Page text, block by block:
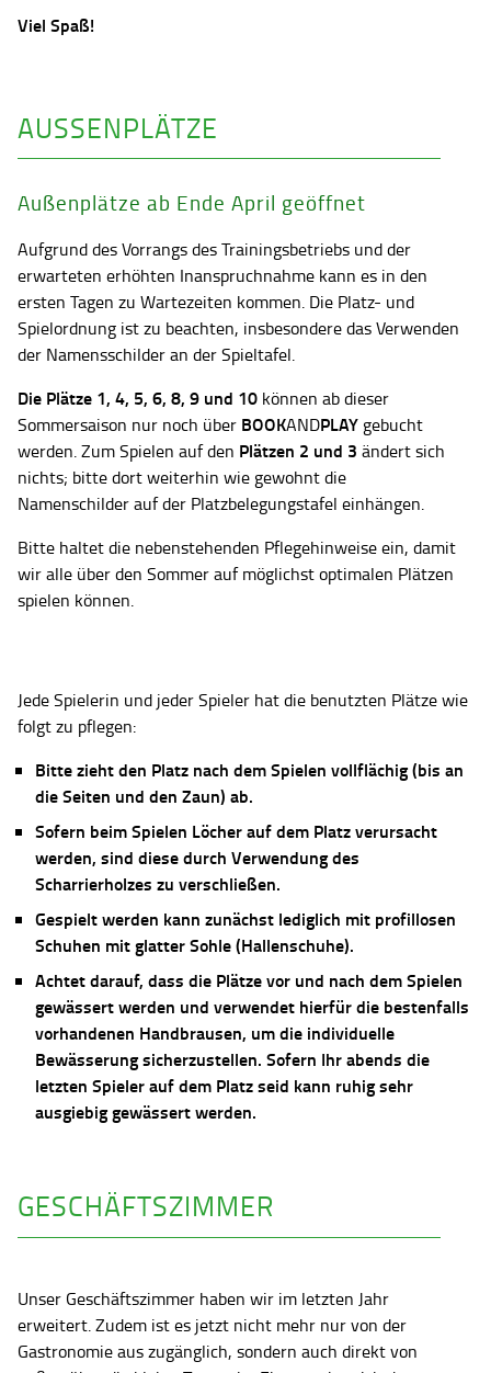
Viel Spaß!
AUSSENPLÄTZE
Außenplätze ab Ende April geöffnet
Aufgrund des Vorrangs des Trainingsbetriebs und der
erwarteten erhöhten Inanspruchnahme kann es in den
ersten Tagen zu Wartezeiten kommen. Die Platz- und
Spielordnung ist zu beachten, insbesondere das Verwenden
der Namensschilder an der Spieltafel.
Die Plätze 1, 4, 5, 6, 8, 9 und 10 können ab dieser
Sommersaison nur noch über BOOKANDPLAY gebucht
werden. Zum Spielen auf den Plätzen 2 und 3 ändert sich
nichts; bitte dort weiterhin wie gewohnt die
Namenschilder auf der Platzbelegungstafel einhängen.
Bitte haltet die nebenstehenden Pflegehinweise ein, damit
wir alle über den Sommer auf möglichst optimalen Plätzen
spielen können.
Jede Spielerin und jeder Spieler hat die benutzten Plätze wie
folgt zu pflegen:
Bitte zieht den Platz nach dem Spielen vollflächig (bis an
die Seiten und den Zaun) ab.
Sofern beim Spielen Löcher auf dem Platz verursacht
werden, sind diese durch Verwendung des
Scharrierholzes zu verschließen.
Gespielt werden kann zunächst lediglich mit profillosen
Schuhen mit glatter Sohle (Hallenschuhe).
Achtet darauf, dass die Plätze vor und nach dem Spielen
gewässert werden und verwendet hierfür die bestenfalls
vorhandenen Handbrausen, um die individuelle
Bewässerung sicherzustellen. Sofern Ihr abends die
letzten Spieler auf dem Platz seid kann ruhig sehr
ausgiebig gewässert werden.
GESCHÄFTSZIMMER
Unser Geschäftszimmer haben wir im letzten Jahr
erweitert. Zudem ist es jetzt nicht mehr nur von der
Gastronomie aus zugänglich, sondern auch direkt von